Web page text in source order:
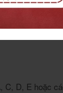
trong nhóm
D, E hoặc